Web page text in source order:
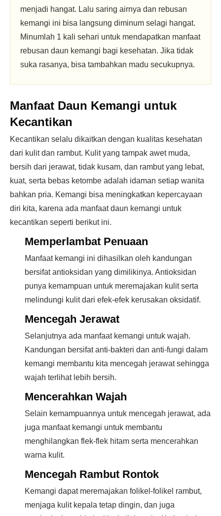
menjadi hangat. Lalu saring airnya dan rebusan
kemangi ini bisa langsung diminum selagi hangat.
Minumlah 1 kali sehari untuk mendapatkan manfaat
rebusan daun kemangi bagi kesehatan. Jika tidak
suka rasanya, bisa tambahkan madu secukupnya.
Manfaat Daun Kemangi untuk
Kecantikan
Kecantikan selalu dikaitkan dengan kualitas kesehatan
dari kulit dan rambut. Kulit yang tampak awet muda,
bersih dari jerawat, tidak kusam, dan rambut yang lebat,
kuat, serta bebas ketombe adalah idaman setiap wanita
bahkan pria. Kemangi bisa meningkatkan kepercayaan
diri kita, karena ada manfaat daun kemangi untuk
kecantikan seperti berikut ini.
Memperlambat Penuaan
Manfaat kemangi ini dihasilkan oleh kandungan
bersifat antioksidan yang dimilikinya. Antioksidan
punya kemampuan untuk meremajakan kulit serta
melindungi kulit dari efek-efek kerusakan oksidatif.
Mencegah Jerawat
Selanjutnya ada manfaat kemangi untuk wajah.
Kandungan bersifat anti-bakteri dan anti-fungi dalam
kemangi membantu kita mencegah jerawat sehingga
wajah terlihat lebih bersih.
Mencerahkan Wajah
Selain kemampuannya untuk mencegah jerawat, ada
juga manfaat kemangi untuk membantu
menghilangkan flek-flek hitam serta mencerahkan
warna kulit.
Mencegah Rambut Rontok
Kemangi dapat meremajakan folikel-folikel rambut,
menjaga kulit kepala tetap dingin, dan juga